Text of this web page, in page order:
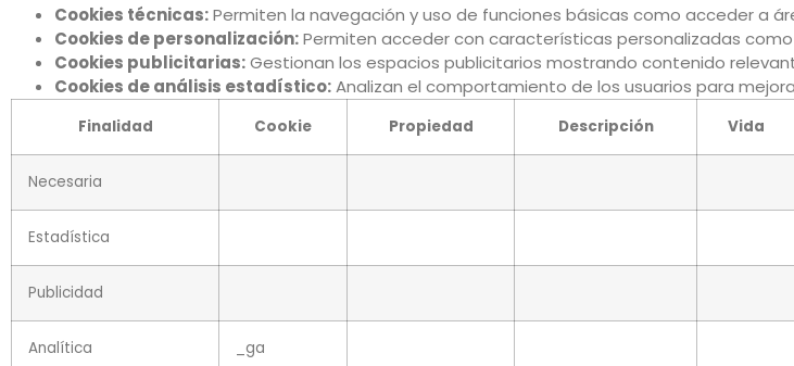
Cookies técnicas:Permiten la navegación y uso de funciones básicas como acceder a
Cookies de personalización:Permiten acceder con características personalizadas
Cookies publicitarias:Gestionan los espacios publicitarios mostrando contenido
Cookies de análisis estadístico:Analizan el comportamiento de los usuarios para
Finalidad Cookie Propiedad Descripción Vida
Necesaria
Estadística
Publicidad
Analítica _ga